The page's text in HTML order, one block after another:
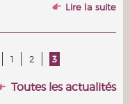
Lire la suite
1 2 3
Toutes les actualités